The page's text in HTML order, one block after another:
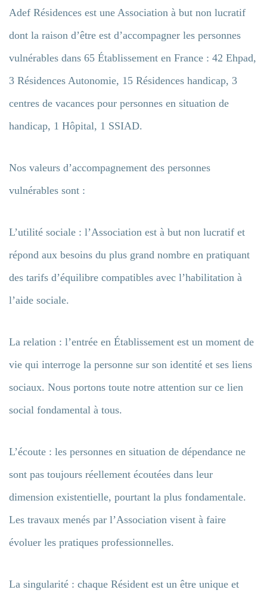
Adef Résidences est une Association à but non lucratif
dont la raison d’être est d’accompagner les personnes
vulnérables dans 65 Établissement en France : 42 Ehpad,
3 Résidences Autonomie, 15 Résidences handicap, 3
centres de vacances pour personnes en situation de
handicap, 1 Hôpital, 1 SSIAD.
Nos valeurs d’accompagnement des personnes
vulnérables sont :
L’utilité sociale : l’Association est à but non lucratif et
répond aux besoins du plus grand nombre en pratiquant
des tarifs d’équilibre compatibles avec l’habilitation à
l’aide sociale.
La relation : l’entrée en Établissement est un moment de
vie qui interroge la personne sur son identité et ses liens
sociaux. Nous portons toute notre attention sur ce lien
social fondamental à tous.
L’écoute : les personnes en situation de dépendance ne
sont pas toujours réellement écoutées dans leur
dimension existentielle, pourtant la plus fondamentale.
Les travaux menés par l’Association visent à faire
évoluer les pratiques professionnelles.
La singularité : chaque Résident est un être unique et